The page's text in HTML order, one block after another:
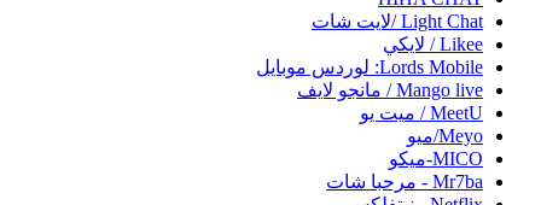
Light Chat /لايت شات
Likee / لايكي
Lords Mobile: لوردس موبايل
Mango live / مانجو لايف
MeetU / ميت يو
Meyo/ميو
MICO-ميكو
Mr7ba - مرحبا شات